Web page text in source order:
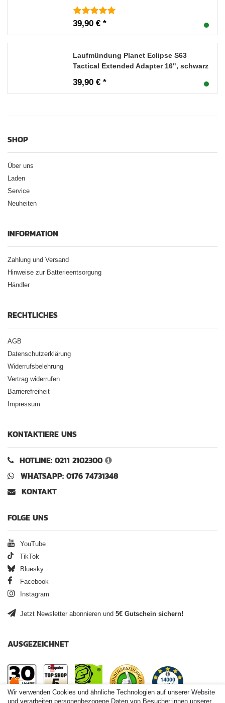
39,90 € *
Laufmündung Planet Eclipse S63
Tactical Extended Adapter 16", schwarz
39,90 € *
SHOP
Über uns
Laden
Service
Neuheiten
INFORMATION
Zahlung und Versand
Hinweise zur Batterieentsorgung
Händler
RECHTLICHES
AGB
Datenschutzerklärung
Widerrufsbelehrung
Vertrag widerrufen
Barrierefreiheit
Impressum
KONTAKTIERE UNS
HOTLINE: 0211 2102300
WHATSAPP: 0176 74731348
KONTAKT
FOLGE UNS
YouTube
TikTok
Bluesky
Facebook
Instagram
Jetzt Newsletter abonnieren und 5€ Gutschein sichern!
AUSGEZEICHNET
Wir verwenden Cookies und ähnliche Technologien auf unserer Website
und verarbeiten personenbezogene Daten von Besucher:innen unserer